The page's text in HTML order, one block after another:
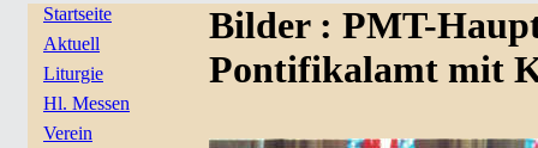
Startseite
Aktuell
Liturgie
Hl. Messen
Verein
Bilder : PMT-
Pontifikalamt mit